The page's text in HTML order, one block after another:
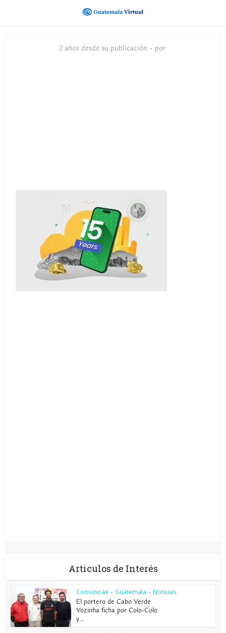
2 años desde su publicación por
Articulos de Interés
Comunicae • Guatemala • Noticias
El portero de Cabo Verde
Vozinha ficha por Colo-Colo
y...